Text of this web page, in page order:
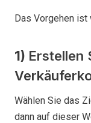
Das Vorgehen ist
1) Erstellen
Wählen Sie das
dann auf dieser